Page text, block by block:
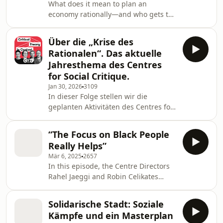
critical theory, and the history of
utopian socialism, the conversation
returns to figures like Thomas More,
Edward Bellamy, and
What does it mean to plan an
economy rationally—and who gets to
part one of this series on planning,
Jacob Blumenfeld speaks with political
economist and philosopher John
O’Neill about the socialist calculation
debate and its legacy. Starting from
Otto Neurath’s plans for socialization
and in-kind calculation, the
conversation revisits the classic
critiques of pl
Über die „Krise des
Rationalen“. Das aktuelle
Jahresthema des Centres
for Social Critique.
Jan 30, 20263109
In dieser Folge stellen wir die
geplanten Aktivitäten des Centres for
diesjährige Fokus. Was für eine Krise
ist hier gemeint, welche
Veranstaltungen gibt es, auf welche
Gäste können wir gespannt sein? Wir
geben u.a. einen Ausblick auf die
jährlichen Benjamin Lectures:
Eingeladen ist der international
anerkannte Historiker Dipesh
“The Focus on Black People
Really Helps”
Mär 6, 2025 2657
In this episode, the Centre Directors
Rahel Jaeggi and Robin Celikates
as a philosopher, his particular
approach to philosophy, Marxism, the
Solidarische Stadt: Soziale
Kämpfe und ein Masterplan